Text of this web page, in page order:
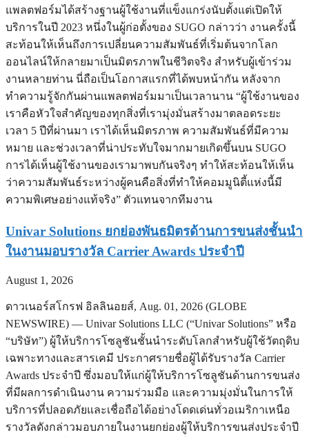
แพลตฟอร์มได้สร้างฐานผู้ใช้งานที่แข็งแกร่งนับตั้งแต่เปิดให้
บริการในปี 2023 หนึ่งในผู้ก่อตั้งของ SUGO กล่าวว่า งานครั้งนี้
สะท้อนให้เห็นถึงการเปลี่ยนความสัมพันธ์ที่เริ่มต้นจากโลก
ออนไลน์ให้กลายมาเป็นมิตรภาพในชีวิตจริง สำหรับผู้เข้าร่วม
งานหลายท่าน นี่ถือเป็นโอกาสแรกที่ได้พบหน้ากัน หลังจาก
ทำความรู้จักกันผ่านแพลตฟอร์มมาเป็นเวลานาน “ผู้ใช้งานของ
เราคือหัวใจสำคัญของทุกสิ่งที่เรามุ่งมั่นสร้างมาตลอดระยะ
เวลา 5 ปีที่ผ่านมา เราได้เห็นมิตรภาพ ความสัมพันธ์ที่มีความ
หมาย และช่วงเวลาที่น่าประทับใจมากมายเกิดขึ้นบน SUGO
การได้เห็นผู้ใช้งานของเรามาพบกันจริงๆ ทำให้สะท้อนให้เห็น
ว่าความสัมพันธ์ระหว่างผู้คนคือสิ่งที่ทำให้คอมมูนิตี้แห่งนี้มี
ความพิเศษอย่างแท้จริง” ตัวแทนจากทีมงาน
Univar Solutions ยกย่องพันธมิตรด้านการขนส่งชั้นนำ
ในงานมอบรางวัล Carrier Awards ประจำปี
August 1, 2026
ดาวเนอร์สโกรฟ อิลลินอยส์, Aug. 01, 2026 (GLOBE
NEWSWIRE) — Univar Solutions LLC (“Univar Solutions” หรือ
“บริษัท”) ผู้ให้บริการโซลูชันชั้นนำระดับโลกสำหรับผู้ใช้วัตถุดิบ
เฉพาะทางและสารเคมี ประกาศรายชื่อผู้ได้รับรางวัล Carrier
Awards ประจำปี ซึ่งมอบให้แก่ผู้ให้บริการโซลูชันด้านการขนส่ง
ที่มีผลการดำเนินงาน ความร่วมมือ และความมุ่งมั่นในการให้
บริการที่ปลอดภัยและเชื่อถือได้อย่างโดดเด่นทั่วอเมริกาเหนือ
รางวัลดังกล่าวมอบภายในงานยกย่องผู้ให้บริการขนส่งประจำปี